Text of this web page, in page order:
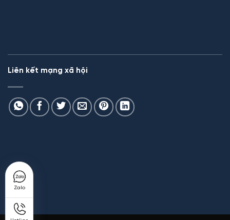
Zalo
Liên kết mạng xã hội